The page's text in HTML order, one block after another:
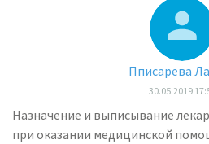
Пписарева
30.05.2019
Назначение и выписывание
при оказании медицинской